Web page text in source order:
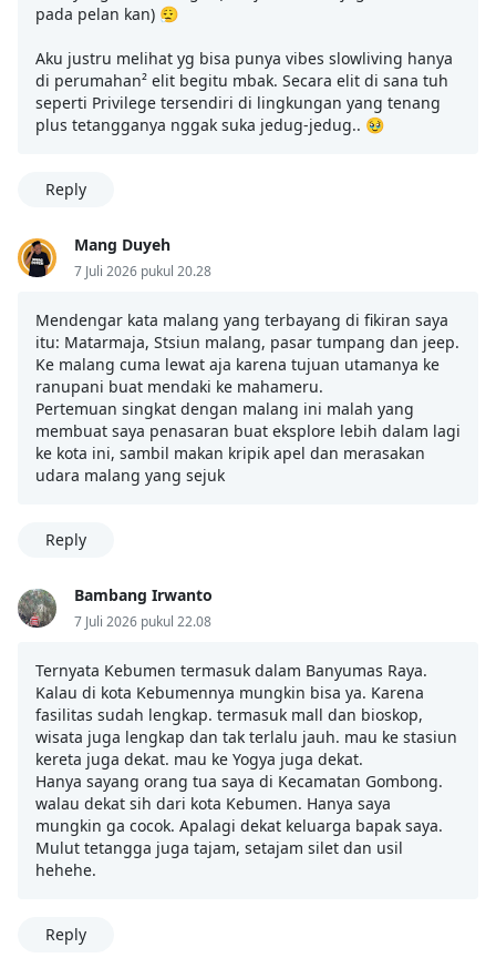
pada pelan kan) 😮‍💨
Aku justru melihat yg bisa punya vibes slowliving hanya
di perumahan² elit begitu mbak. Secara elit di sana tuh
seperti Privilege tersendiri di lingkungan yang tenang
plus tetangganya nggak suka jedug-jedug.. 🥹
Reply
Mang Duyeh
7 Juli 2026 pukul 20.28
Mendengar kata malang yang terbayang di fikiran saya
itu: Matarmaja, Stsiun malang, pasar tumpang dan jeep.
Ke malang cuma lewat aja karena tujuan utamanya ke
ranupani buat mendaki ke mahameru.
Pertemuan singkat dengan malang ini malah yang
membuat saya penasaran buat eksplore lebih dalam lagi
ke kota ini, sambil makan kripik apel dan merasakan
udara malang yang sejuk
Reply
Bambang Irwanto
7 Juli 2026 pukul 22.08
Ternyata Kebumen termasuk dalam Banyumas Raya.
Kalau di kota Kebumennya mungkin bisa ya. Karena
fasilitas sudah lengkap. termasuk mall dan bioskop,
wisata juga lengkap dan tak terlalu jauh. mau ke stasiun
kereta juga dekat. mau ke Yogya juga dekat.
Hanya sayang orang tua saya di Kecamatan Gombong.
walau dekat sih dari kota Kebumen. Hanya saya
mungkin ga cocok. Apalagi dekat keluarga bapak saya.
Mulut tetangga juga tajam, setajam silet dan usil
hehehe.
Reply